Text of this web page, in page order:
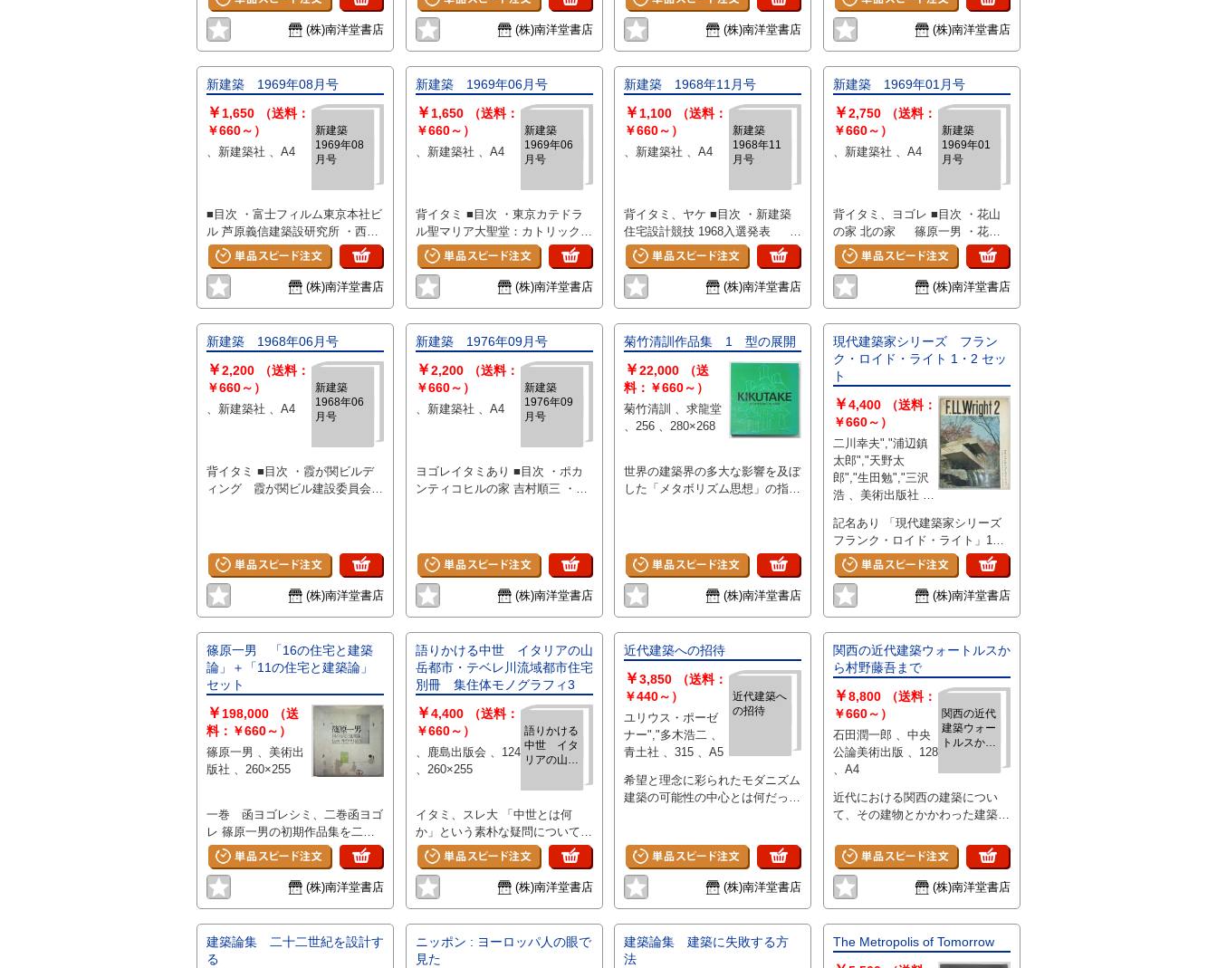
賀工場構造計画 山代敏郎 ・帝
国ホテル フランク・ロイド・
ライト ・帝国ホテルの保存 天
三 ・後世に残したい帝国ホテ
ル 遠藤楽 ・帝国ホテルととも
に 斎藤寅郎 ・帝国ホテル旧館
清水一 ・生きつづける帝国ホ
テル 田上義也 ・帝国ホテルの
旧館は残したい 星島二郎 ・新
帝国ホテルと建築家の使命 FL
阪隆正 ・ライト未亡人の来日と
保存運動の展開
波頭をとらえる 1967 アクロ・
コンサルタント、浜口隆一 ・北
欧のアーバンデザインと建築2
の作品 ・アンケート1966 ・デザ
イン・ボキャブラリィ ホール・
ロビー・ラウンジ・ギャラリー・
ホワイエ 足立光章 ・デザイン
ボキャブラリィ リミット・デザ
野村豪 ・建築材料ノート 日本相
互銀行の材料診断 材料設計研究
グループ ・構造計画ノート デザ
イナーと構造 杉山英男 ・建築
生産の近代化ノート 岩下秀男
・アーバンデザイン・ノート 都
稿 建築教育と対話 地井昭夫
井邸 パンデコン建築設計研究 ・
ザ・デザイン・ハウス・蓼科 木
島安史+YAS都市研究所 ・望月さ
ナの家 田中俊郎 ・冷暖房・給湯
を電気設備化したO氏邸 星島建築
設計事務所 ・吉村さんの山荘を
訪ねて 槇文彦 ・作住記 宮脇檀
・無明の思惟 相田武文 ・編集者
外ネットワーク 村口昌之
／塀の家 林雅子（林・山田・中
原設計同人）／海の見える家 林
雅子（林・山田・中原設計同人）
道山荘 東孝光建築研究所／石壁
の家 美建.設計事務所／浅野
邸 田中清／富士見ヶ丘の家 武
者英二研究室／鵠沼の家 高橋志
保彦／世・代沢の家 香田由美子
／マダム大野の家／地の切削I 鷺
沼・住宅 富永譲＋フォルム・シ
ン ザ トップ 吉田好伸建築設計
事務所／富戸の家 森田重人／T
氏軽井沢荘 アーキヴィジョン／
尾根に建つ別荘 雨宮建築設計事
務所
(株)南洋堂書店
野動物園 東京芸術大学建築科
・殖産相互銀行本店 日建設計
工務 ・日本出版会館 佐藤武夫
校 波多江研究室 ・北軽井沢の
山荘 建畠嘉門 ・千ヶ滝の家
清家清 ・久ヶ原の家 難波
俊作 ・UJISM FOR UNIVERSE
機能空間(生命体)の多次元進化論-
-仮説の概要 氏家隆正 ・東京
ル ディテールは謳う ・ルポルタ
ージュ・日本建築界の断面-4- ・
ルポルタージュ 日本建築界の断
面(4)建設業設計部の静かな意欲
村松貞次郎 ・ルポルタージュ
日本建築界の断面(4)黄金の都市
公団 宮内康
(株)南洋堂書店
・埼玉銀行軽井沢寮 村田政真建
築設計事務所 ・四国物産本社
水谷頴介、高月昭子 ・神戸製鋼
中工務店 ・善通寺市庁舎 佐藤
武夫設計事務所 ・柏崎市民セン
ター 石本建築事務所 ・建築に
おける成長のシステム・五色山荘
黒川紀章建築、都市設計事務
行神田ビルディング 高口恭行
・ルポルタージュ 日本建築界の
断面 建築家はコンペの中で何を
求めるか 服部岑生
(株)南洋堂書店
ンツリークラブ 坂倉準三建築研
究所 ・ホテル プラザ 大成建設
・田無市民福祉会館 都市建築設
設計事務所 ・大安町庁舎 安井
建築設計事務所 ・新鳥羽下水処
理場 京大意匠研究室＋設計事務
所洋洋社 ・新山科浄水場本館
京大意匠研究室＋設計事務所洋洋
(株)南洋堂書店
新建築 1969年08月号
新建築
1969年08
月号
￥ 1,650
（送料：
￥660～）
、新建築社 、A4
■目次 ・富士フィルム東京本社ビ
ル 芦原義信建築設研究所 ・西鉄
グランドホテル 浦辺建築事務所
・東京国立近代美術館 谷口吉郎
・日本万国博覧会本部ビル 根津
建築事務所 ・京都市青少年科学
ンオカヤマ 浦辺建築事務所 ・団
らんの家－Is邸 RIA建築綜合研究
所 ・U氏邸 古橋根本建築設計研
究所 ・岡崎邸 合田信雄建築研究
所 ・EXPO70万博お祭り広場大
屋根の構造概要 川口衛 ・座談
会：公共建築における「設計」の
正人、黒川紀章 ・再生した鎌倉
近代美術館 小木曾定彰 ・ルポ
(株)南洋堂書店
新建築 1969年06月号
新建築
1969年06
月号
￥ 1,650
（送料：
￥660～）
、新建築社 、A4
背イタミ ■目次 ・東京カテドラ
ル聖マリア大聖堂：カトリックセ
ンター・信者会館 丹下健三＋
都市・建築設計研究所 ・土浦市
市民会館 佐藤武夫設計事務所
・浜寺幼稚園 浦辺建築事務所
ジマ・アソシエイツ、ビクター・
グルューエン・アソシエイツ ・
カジマビルディング カジマ・
アソシエイツ ・森京ビル 森京
介建築事務所 ・釣谷ビル 釣谷
場 竹中工務店 ・東海銀行健康
保険組合 星ヶ丘体育館 伊藤建
建築設計事務所 ・火柱舎 広部
達也 ・伊東の週末住宅 内井昭
蔵建築設計事務所 ・建築家は何
に責任をとれるか 山下和正 ・
高瀬隼彦 ・日本とアメリカの建
築工事の差異 奈良真光、岡本
和彦 ・ルポルタージュ 日本建築
界の断面(10)東京の「地方建築
家」 近江栄
(株)南洋堂書店
新建築 1968年11月号
新建築
1968年11
月号
￥ 1,100
（送料：
￥660～）
、新建築社 、A4
背イタミ、ヤケ ■目次 ・新建築
住宅設計競技 1968入選発表 吉
村順三 ・入選1席 ・入選2席 ・入
選3席 ・現代のコミュニティを支
えるもの(審査評・座談会) 吉
村順三 ・参考作品 ・西都原考古
築設計研究所 ・坂城町農業協同
組合 農協建築研究会、岡田恭
平、新日本建築設計事務所 ・日
本心臓血圧研究所・研究部 設
計事務所ゲンプラン ・南山大学
体育館 レーモンド設計事務所
・八女市公民館 九州大学光吉
浜玉中学校 九州大学光吉研究
室、綜合建築設計研究所 ・軽井
所 ・現代建築構造の発展の途上
にて 八戸裕輔 ・ルポルタージ
ュ 日本建築界の断面(3)大設計事
務所のゆくえ 黒沢隆 ・アンケ
ネットワーク 吉阪隆正、近江
栄、猪狩達夫、アメリカ視察団
・アーバンデザインノート 都市
の解剖(8)アーバニティ 丹下研
究室 ・居住環境ノート 環境調整
論 村上周三、貝塚昭光、安孫
子義彦 ・ビルディング・エレメ
松木一浩 ・構造計画ノート 鉄筋
コンクリートはなぜ壊れたか
る建築審議会の第1次答申 岩
下秀男 ・デザイン・ボキャブラ
リィ ガラスのボキャブラリィ
岡田新一 ・海外雑誌より 空気に
Angelo Mangiarotti 藤井博巳
・書評＜ユートピアだより ウイ
(株)南洋堂書店
新建築 1969年01月号
新建築
1969年01
月号
￥2,750
（送料：
￥660～）
、新建築社 、A4
背イタミ、ヨゴレ ■目次 ・花山
の家 北の家 篠原一男 ・花山
の家 南の家 篠原一男 ・リッ
ツハウス J・M・ヨハンセン
・ティラーハウス J・M・ヨハ
ンセン ・A氏邸 坂倉準三建築
・小林邸 星島建築設計事務所
・東海岸の家 アトリエR ・へ
たくぼ山の家 アトリエR ・お
やじの家 木村伝 ・大黒柱のあ
る家 竹中工務店 ・早川邸
合田信雄建築研究所 ・寺内邸
黒川雅之建築設計事務所 ・金子
邸 高須賀晋 ・竹村邸 松川
淳子、庄司和彦、加藤弘子 ・新
建築住宅設計競技1969応募要項
ば 吉阪隆正 ・吉阪隆正の人と
作品 ・現代建築史ノート プロロ
ーグ(1) GF、服部岑生 ・J・
M・ヨハンセンの人と建築--ルポ
ルタージュ 日本建築界の断面(5)
＜設計組織に押し寄せる波＞
水谷頴介 ・建築生産の工業化
本多昭一 ・波頭をとらえる
渥美健夫、内田祥哉、浦辺鎮太
郎、郭茂林、黒川紀章、剣持昤、
下河辺淳、津端修一、戸田順之
助、前川国男、松田軍平
(株)南洋堂書店
新建築 1968年06月号
新建築
1968年06
月号
￥2,200
（送料：
￥660～）
、新建築社 、A4
背イタミ ■目次 ・霞が関ビルデ
ィング 霞が関ビル建設委員会・
池田武邦 他 超高層ビル そ
の期待と現実 村野賢哉 現
代の証しと未来への暗示の稀薄
大谷幸夫 超高層建築と特
終っていない 岩下秀男 建
築家不要時代への挑戦 林昌二
ルポルタージュ:霞が関ビル
設計組織論的な考察 村松貞次
郎 ・東名高速道路サービスエリ
ア・レストハウス ・上郷サービ
スエリア・レストハウス 柳建
築設計事務所 ・富士川サービス
エリア・レストハウス 清家清
ビスエリア・レストハウス 菊
竹清訓建築設計事務所 東名
高速道路 高速道路とサービスエ
リア 織本錦一郎 ランドマ
ークとしてのサービスエリア
松本洋 アーバンコネクター
鎮郎 ・京都市北部清掃工場 沖
種郎・設計連合 京都市北部
(株)南洋堂書店
新建築 1976年09月号
新建築
1976年09
月号
￥2,200
（送料：
￥660～）
、新建築社 、A4
ヨゴレイタミあり ■目次 ・ポカ
ンティコヒルの家 吉村順三 ・渋
脇檀建築研究室 ・甲東園の家 東
孝光建築研究所 ・ラ・マンチャ
の家 木島安史＋YAS都市研究所
・ROU 竹山実建築綜合研究所 ・
総合計画事務所 ・ヴィッラ「K」
土岐新建築総合計画事務所 ・も
くせいのある家 アトリエ515A ・
緑ヶ丘の家 長谷川逸子 ・青梅橋
の家 清家清＋デザインシステム
・鎌倉の家 清家清＋デザインシ
ステム ・多摩プラーザの家 アト
リエ R ・中内邸 渡辺豊和建築工
野村邸 毛利建築設計事務所 ・花
林舎 渡辺武信設計室 ・風車 独楽
蔵 ・東の舎 白沢宏規 ・家族の人
数について 戸沼幸市 ・家という
舞台をめぐって 松本幸四郎、市
川染五郎、木島安史、渡辺武信
(株)南洋堂書店
菊竹清訓作品集 1 型の展開
￥22,000
（送
料：￥660～）
菊竹清訓 、求龍堂
、256 、280×268
世界の建築界の多大な影響を及ぼ
した「メタボリズム思想」の指導
イム 菊竹清訓 ・菊竹清訓の挑
戦 ユスツス・ダヒンデン ・忍
ぶれど 「抑制の美学」 辻井喬
・現代建築をどうとらえるか「第
京博物館、川崎市市民ミュージア
ム、田部美術館、出雲大社神こ
殿、ベルナール・ビュフェ美術
館、軽井沢高輪美術館、熊本県伝
統工芸館、多摩田園都市展、今日
の造形展 建築＋美術、メタボリ
ズム展 都市計画と都市生活、近
片岡球子展、ボーイング767型
機 機内インテリア、京都信用金
館、渋谷西武シード館、萩市庁
舎、黒石ほるぷ子ども館、真野町
役場、弘前市社会福祉センター、
法華ホテル東京計画、銀座TOTO
テアトルビル
(株)南洋堂書店
現代建築家シリーズ フラン
ク・ロイド・ライト 1・2 セッ
ト
￥4,400
（送料：
￥660～）
二川幸夫","浦辺鎮
太郎","天野太
郎","生田勉","三沢
浩 、美術出版社 、
記名あり 「現代建築家シリーズ
フランク・ロイド・ライト」1と2
をセットで販売。 ■目次 「現代
建築家シリーズ フランク・ロイ
ド・ライト 1」 ・フランク・ロ
イド・ライト 浦辺鎮太郎 ・ジ
天野太郎 ・建築の発想 天野太
郎 ・作品 解説 天野太郎 ユニテ
ィ教会／帝国ホテル／ジョンソ
ン・ワックス本社／フロリダ・サ
ザン・カレッジ／タリアセン・イ
ースト／タリアセン・ウエスト／
V.C.モリス商店／ユニテリアン教
会／プライス・タワー／ギリシャ
ハイム美術館／ダラス・シアタ
ー・センター／ベス・ショロム・
ィ・シビック・センター／年譜
「現代建築家シリーズ フラン
ク・ロイド・ライト 2」 ・ライ
トの住宅-その空間と装飾 生田
へ 三沢浩 ・プレーリー住宅の
開花 三沢浩 ・ライト再考 三
(株)南洋堂書店
篠原一男 「16の住宅と建築
論」＋「11の住宅と建築論」
セット
￥ 198,000
（送
料：￥660～）
篠原一男 、美術出
版社 、260×255
一巻 函ヨゴレシミ、二巻函ヨゴ
レ 篠原一男の初期作品集を二冊
セットで販売。 ■「16の住宅と建
築論」目次 久我山の家／久我山
の家 その2／谷川さんの家／狛
江の家／茅ヶ崎の家／から傘の家
北の家／白の家／地の家／花山の
南の家／山城さんの家／鈴庄さん
(株)南洋堂書店
語りかける中世 イタリアの山
岳都市・テベレ川流域都市住宅
別冊 集住体モノグラフィ3
語りかける
中世 イタ
リアの山岳
レ川流域都
冊 集住体
モノグラフ
ィ3
￥4,400
（送料：
￥660～）
、鹿島出版会 、124
、260×255
イタミ、スレ大 「中世とは何
か」という素朴な疑問についての
パネル・ディスカッションをまと
め、そこで提起された問題のひと
つの答えとしての論文を掲載。ま
た、中世が現代でも生活の中で息
を、豊富な写真を掲載して解説し
た。 ■目次 巻頭論文「現代建築
(株)南洋堂書店
近代建築への招待
近代建築へ
の招待
￥3,850
（送料：
￥440～）
ユリウス・ポーゼ
ナー","多木浩二 、
青土社 、315 、A5
希望と理念に彩られたモダニズム
建築の可能性の中心とは何だった
人として目撃した建築家のみがな
し得る貴重な証言。
(株)南洋堂書店
関西の近代建築ウォートルスか
ら村野藤吾まで
関西の近代
建築ウォー
トルスから
で
￥8,800
（送料：
￥660～）
石田潤一郎 、中央
公論美術出版 、128
、A4
近代における関西の建築につい
て、その建物とかかわった建築家
テキストによって紹介された関西
近代建築通史。
(株)南洋堂書店
建築論集 二十二世紀を設計す
る
ニッポン : ヨーロッパ人の眼で
見た
建築論集 建築に失敗する方
法
The Metropolis of Tomorrow